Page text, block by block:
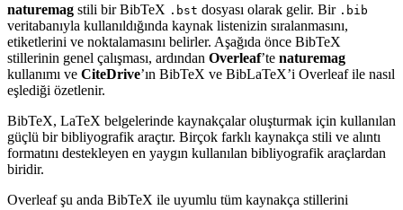
naturemag stili bir BibTeX .bst dosyası olarak gelir. Bir .bib
veritabanıyla kullanıldığında kaynak listenizin sıralanmasını,
etiketlerini ve noktalamasını belirler. Aşağıda önce BibTeX
stillerinin genel çalışması, ardından Overleaf’te naturemag
kullanımı ve CiteDrive’ın BibTeX ve BibLaTeX’i Overleaf ile nasıl
eşlediği özetlenir.
BibTeX, LaTeX belgelerinde kaynakçalar oluşturmak için kullanılan
güçlü bir bibliyografik araçtır. Birçok farklı kaynakça stili ve alıntı
formatını destekleyen en yaygın kullanılan bibliyografik araçlardan
biridir.
Overleaf şu anda BibTeX ile uyumlu tüm kaynakça stillerini